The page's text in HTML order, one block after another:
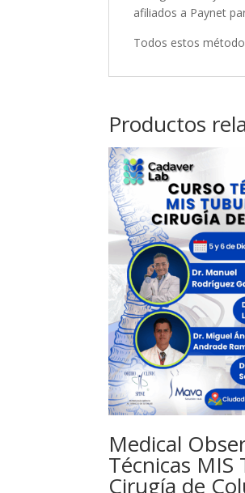
afiliados a Paynet
Todos estos
Productos
Medical
Técnicas MIS
Cirugía de